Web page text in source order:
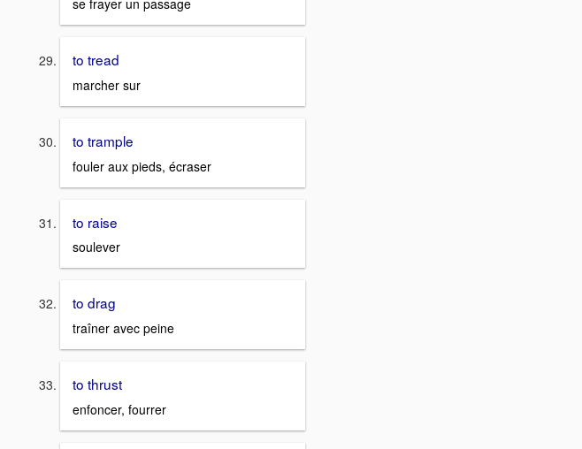
se frayer un passage
to tread
marcher sur
to trample
fouler aux pieds, écraser
to raise
soulever
to drag
traîner avec peine
to thrust
enfoncer, fourrer